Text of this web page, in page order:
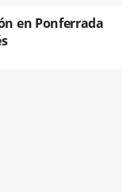
en Ponferrada